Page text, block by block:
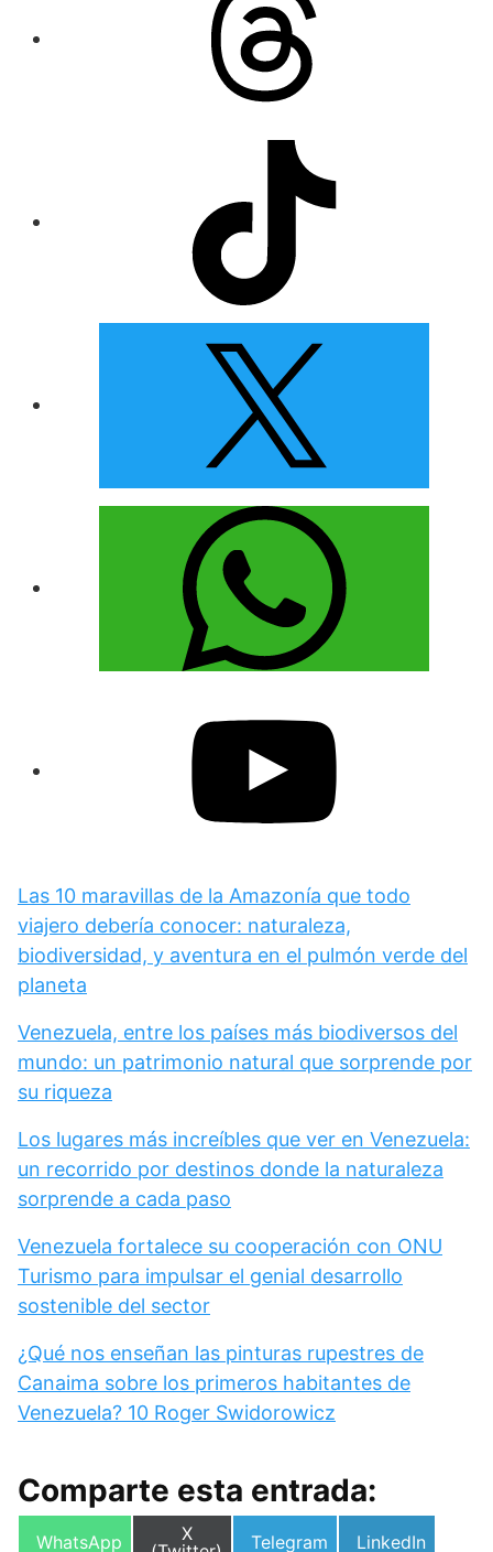
Las 10 maravillas de la Amazonía que todo
viajero debería conocer: naturaleza,
biodiversidad, y aventura en el pulmón verde del
planeta
Venezuela, entre los países más biodiversos del
mundo: un patrimonio natural que sorprende por
su riqueza
Los lugares más increíbles que ver en Venezuela:
un recorrido por destinos donde la naturaleza
sorprende a cada paso
Venezuela fortalece su cooperación con ONU
Turismo para impulsar el genial desarrollo
sostenible del sector
¿Qué nos enseñan las pinturas rupestres de
Canaima sobre los primeros habitantes de
Venezuela? 10 Roger Swidorowicz
Comparte esta entrada:
Compartir
WhatsApp
Compartir
X
Compartir
Telegram
Compartir
LinkedIn